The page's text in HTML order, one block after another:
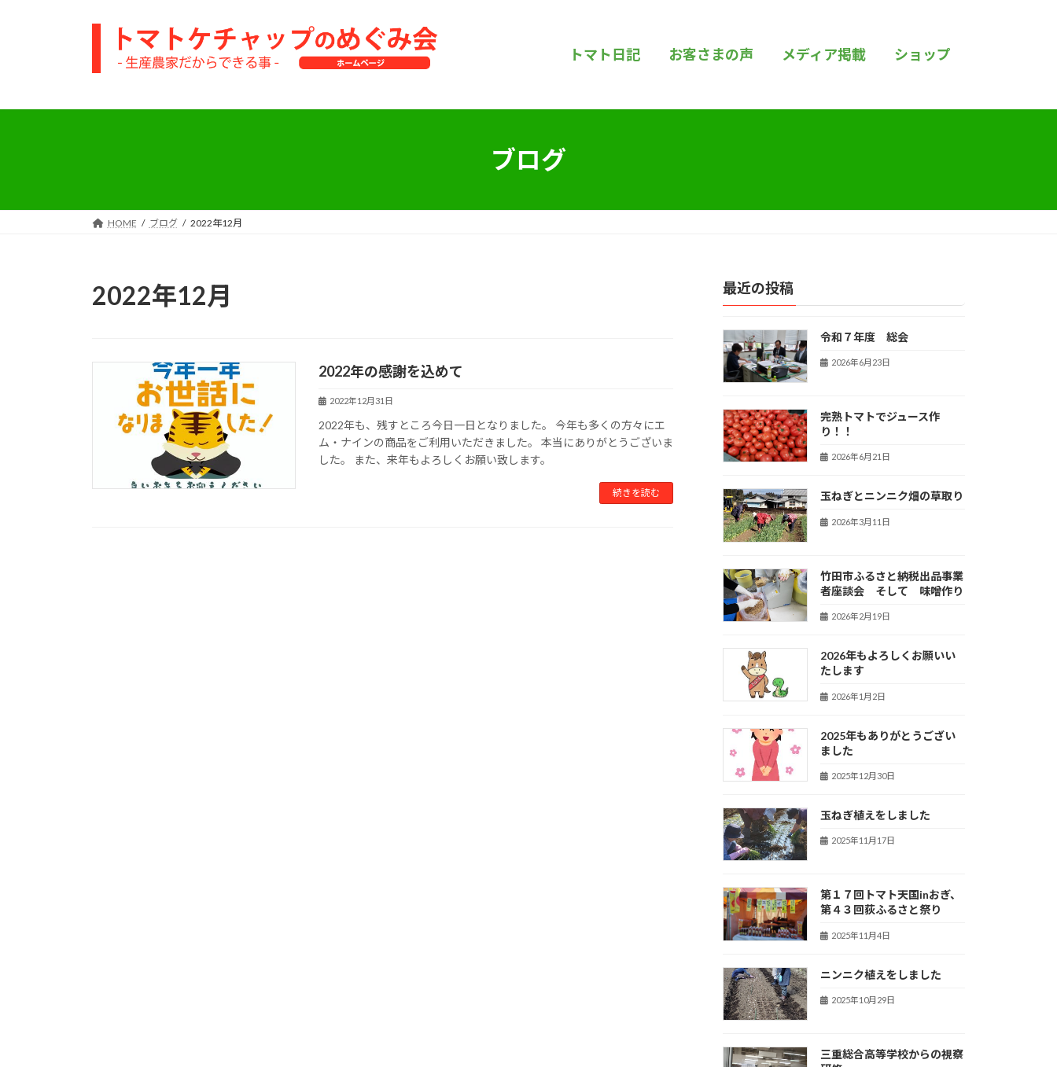
トマト日記 お客さまの声 メディア掲載 ショップ
ブログ
HOME ブログ 2022年12月
2022年12月
2022年の感謝を込めて
2022年12月31日
2022年も、残すところ今日一日となりました。 今年も多くの方々にエ
ム・ナインの商品をご利用いただきました。 本当にありがとうございま
した。 また、来年もよろしくお願い致します。
続きを読む
最近の投稿
令和７年度 総会
2026年6月23日
完熟トマトでジュース作
り！！
2026年6月21日
玉ねぎとニンニク畑の草取り
2026年3月11日
竹田市ふるさと納税出品事業
者座談会 そして 味噌作り
2026年2月19日
2026年もよろしくお願いい
たします
2026年1月2日
2025年もありがとうござい
ました
2025年12月30日
玉ねぎ植えをしました
2025年11月17日
第１７回トマト天国inおぎ、
第４３回荻ふるさと祭り
2025年11月4日
ニンニク植えをしました
2025年10月29日
三重総合高等学校からの視察